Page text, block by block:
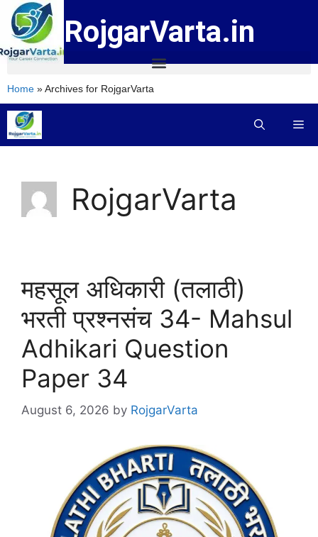
RojgarVarta.in
Home »Archives for RojgarVarta
RojgarVarta
महसूल अधिकारी (तलाठी)
भरती प्रश्नसंच 34- Mahsul
Adhikari Question
Paper 34
August 6, 2026 by RojgarVarta